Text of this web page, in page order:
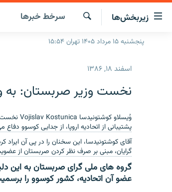
لینک‌های
قابلیت
دسترسی
زیربخش‌ها
صفحه اصلی
انتخاب کنید و بشنوید
برنامه‌های رادیویی
فرکانس‌ها
چندرسانه‌ای
گزارش‌های تصویری
گزارش‌های ویدئویی
جستجو
سرخط‌ خبرها
پنجشنبه ۱۵ مرداد ۱۴۰۵ تهران ۱۵:۵۴
اسفند ۱۸, ۱۳۸۶
نخست وزیر صربستان: به
وُیسلاو کوشتونیدسا Vojislav Kostunica نخست
پشتیبانی از اتحادیه اروپا، از جدایی کوسوو دفاع
آقای کوشتونیدسا، این سخنان را در پی آن ایراد
گرایان، مبنی بر صرف نظر کردن صربستان از
گروه های ملی گرای صربستان به این
عضو آن اتحادیه، کشور کوسوو را